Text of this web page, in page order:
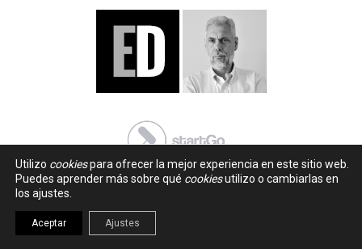
Utilizo cookiespara ofrecer la mejor experiencia en este sitio web.
Puedes aprender más sobre qué cookiesutilizo o cambiarlas en
los ajustes.
Aceptar Ajustes